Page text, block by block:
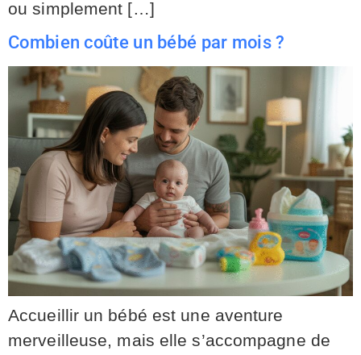
ou simplement […]
Combien coûte un bébé par mois ?
Accueillir un bébé est une aventure
merveilleuse, mais elle s’accompagne de